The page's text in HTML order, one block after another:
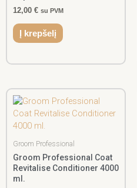
12,00 € su PVM
Į krepšelį
Groom Professional
Groom Professional Coat
Revitalise Conditioner 4000
ml.